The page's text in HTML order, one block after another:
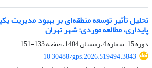
تحلیل تأثیر توسعه منطقه‌ای بر بهبود مدیریت
پایداری، مطالعه موردی: ‌شهر تهران
دوره 15، شماره 4، زمستان 1404، صفحه
133-151
10.30488/gps.2026.519494.3843